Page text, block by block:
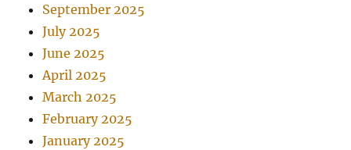
September 2025
July 2025
June 2025
April 2025
March 2025
February 2025
January 2025